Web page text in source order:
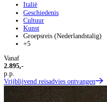
Italië
Geschiedenis
Cultuur
Kunst
Groepsreis (Nederlandstalig)
+5
Vanaf
2.895,-
p.p.
Vrijblijvend reisadvies ontvangen